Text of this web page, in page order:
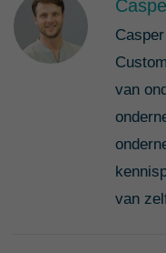
van
van